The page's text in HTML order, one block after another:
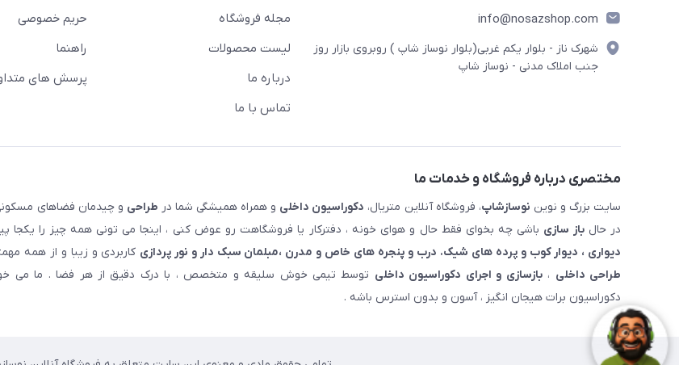
info@nosazshop.com
شهرک ناز - بلوار یکم غربی(بلوار نوساز شاپ ) روبروی بازار روز
جنب املاک مدنی - نوساز شاپ
مجله فروشگاه
لیست محصولات
درباره ما
تماس با ما
حریم خصوصی
راهنما
پرسش های
مختصری درباره فروشگاه و خدمات ما
سایت بزرگ و نوین نوسازشاپ، فروشگاه آنلاین متریال، دکوراسیون داخلی و همراه همیشگی شما در طراحی و چیدمان فضاهای
در حالباز سازی باشی چه بخوای فقط حال و هوای خونه ، دفترکار یا فروشگاهت رو عوض کنی ، اینجا می تونی همه چیز را یکجا
دیواری ، دیوار کوب و پرده های شیک. درب و پنجره های خاص و مدرن ،مبلمان سبک دار و نور پردازی کاربردی و زیبا و از همه
طراحی داخلی ،بازسازی و اجرای دکوراسیون داخلی توسط تیمی خوش سلیقه و متخصص ، با درک دقیق از هر فضا . ما می
دکوراسیون برات هیجان انگیز ، آسون و بدون استرس باشه .